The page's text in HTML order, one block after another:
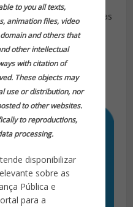
to you all texts,
animation files, video
and others that
other intellectual
with citation of
These objects may
use or distribution, nor
to other websites.
to reproductions,
processing.
disponibilizar
sobre as
Pública e
para a
de mensagens curtas
móvel celular.